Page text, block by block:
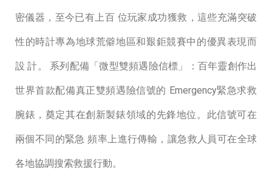
密儀器，⾄今已有上百 位玩家成功獲救，這些充滿突破
性的時計專為地球荒僻地區和艱鉅競賽中的優異表現⽽
設 計。 系列配備「微型雙頻遇險信標」：百年靈創作出
世界⾸款配備真正雙頻遇險信號的 Emergency緊急求救
腕錶，奠定其在創新製錶領域的先鋒地位。此信號可在
兩個不同的緊急 頻率上進⾏傳輸，讓急救⼈員可在全球
各地協調搜索救援⾏動。